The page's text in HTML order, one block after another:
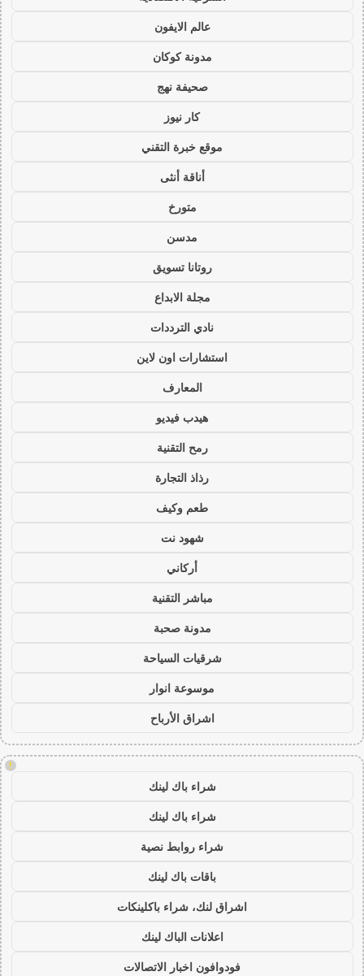
عالم الايفون
مدونة كوكان
صحيفة نهج
كار نيوز
موقع خبرة التقني
أناقة أنثى
متورخ
مدسن
روتانا تسويق
مجلة الابداع
نادي الترددات
استشارات اون لاين
المعارف
هيدب فيديو
رمح التقنية
رذاذ التجارة
طعم وكيف
شهود نت
أركاني
مباشر التقنية
مدونة صحبة
شرقيات السياحة
موسوعة انوار
اشراق الأرباح
!
شراء باك لينك
شراء باك لينك
شراء روابط نصية
باقات باك لينك
اشراق لنك، شراء باكلينكات
اعلانات الباك لينك
فودوافون اخبار الاتصالات